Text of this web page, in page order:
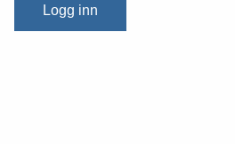
Logg inn